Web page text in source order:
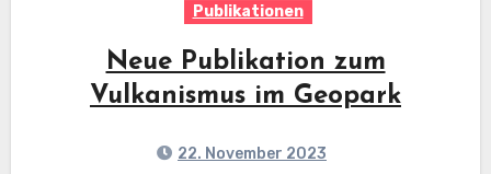
Publikationen
Neue Publikation zum
Vulkanismus im Geopark
22. November 2023